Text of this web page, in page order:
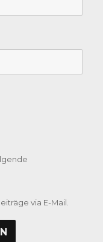
via E-Mail.